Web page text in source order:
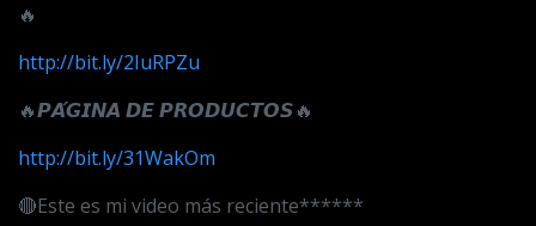
🔥
http://bit.ly/2IuRPZu
🔥𝙋𝘼́𝙂𝙄𝙉𝘼 𝘿𝙀𝙋𝙍𝙊𝘿𝙐𝘾𝙏𝙊𝙎🔥
http://bit.ly/31WakOm
🔴Este es mi video más reciente******